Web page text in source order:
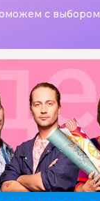
с выбором